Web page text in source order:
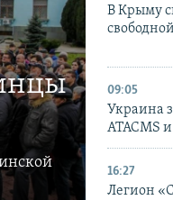
В Крыму
09:05
Украина
ATACMS
16:27
Легион